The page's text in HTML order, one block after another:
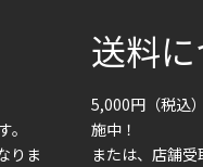
りま
送料
5,000円（税込
施中！
または、店舗受